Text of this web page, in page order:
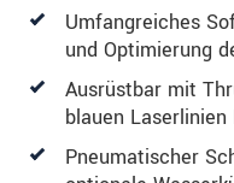
Umfangreiches
und Optimierung
Ausrüstbar mit
blauen
Pneumatischer